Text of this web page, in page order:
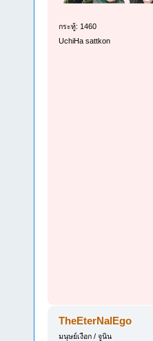
กระทู้: 1460
UchiHa sattkon
TheEterNalEgo
มนุษย์เงือก / จูนิน